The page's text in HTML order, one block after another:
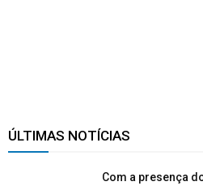
ÚLTIMAS NOTÍCIAS
Com a presença